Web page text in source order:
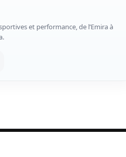
et performance, de l’Emira à